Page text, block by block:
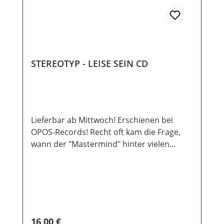
STEREOTYP - LEISE SEIN CD
Lieferbar ab Mittwoch! Erschienen bei
OPOS-Records! Recht oft kam die Frage,
wann der "Mastermind" hinter vielen
Spielfreude und tiefsinnigen Texten für
Regulärer Preis: